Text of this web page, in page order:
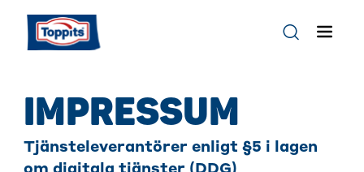
IMPRESSUM
Tjänsteleverantörer enligt §5 i lagen